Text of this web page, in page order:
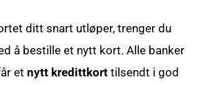
ditt snart utløper, trenger du
å bestille et nytt kort. Alle banker
etnytt kredittkort tilsendt i god